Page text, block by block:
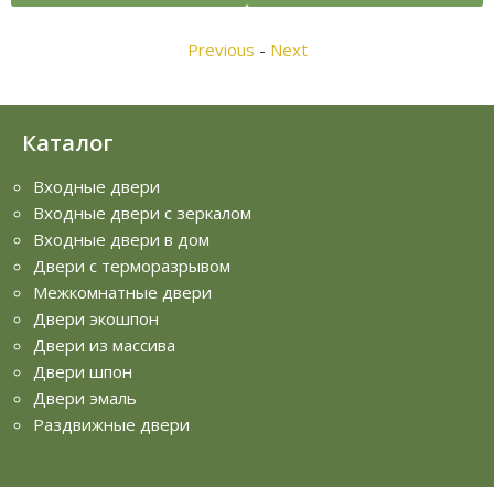
Previous - Next
Каталог
Входные двери
Входные двери с зеркалом
Входные двери в дом
Двери с терморазрывом
Межкомнатные двери
Двери экошпон
Двери из массива
Двери шпон
Двери эмаль
Раздвижные двери